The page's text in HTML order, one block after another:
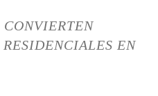
CONVIERTEN
EN